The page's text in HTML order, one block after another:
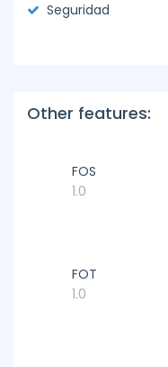
Seguridad
Other features:
FOS
1.0
FOT
1.0